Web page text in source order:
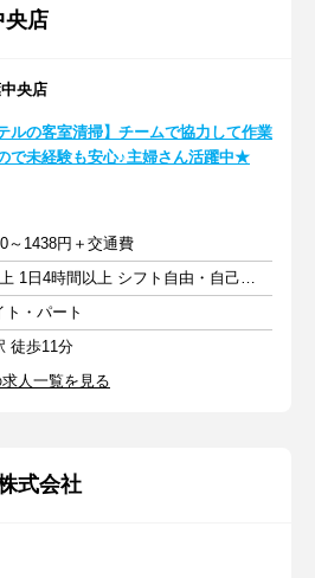
央店
央店
テルの客室清掃】チームで協力して作業
で未経験も安心♪主婦さん活躍中★
～1438円＋交通費
週2日以上 1日4時間以上 シフト自由・自己申告
ト・パート
徒歩11分
人一覧を見る
式会社